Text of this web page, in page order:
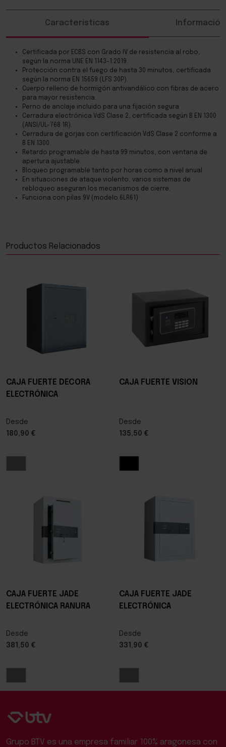
Características
Certificada por ECBS con Grado IV de resistencia al robo,
según la norma UNE EN 1143-1:2019.
Protección contra el fuego de hasta 30 minutos, certificada
según la norma EN 15659 (LFS 30P).
Cuerpo relleno de hormigón antivandálico con fibras de acero
para mayor resistencia.
Perno de anclaje incluido para una fijación segura
Cerradura electrónica VdS Clase 2, certificada según B EN 1300
(ANSI/UL-768 1R).
Cerradura de gorjas con certificación VdS Clase 2 conforme a
B EN 1300.
Retardo programable de hasta 99 minutos, con ventana de
apertura ajustable.
Bloqueo programable tanto por horas como a nivel anual.
En situaciones de ataque violento, varios sistemas de
rebloqueo aseguran los mecanismos de cierre.
Funciona con pilas 9V (modelo 6LR61)
Productos Relacionados
CAJA FUERTE DECORA
ELECTRÓNICA
Desde
180,90 €
CAJA FUERTE VISION
Desde
135,50 €
CAJA FUERTE JADE
ELECTRÓNICA RANURA
Desde
381,50 €
CAJA FUERTE JADE
ELECTRÓNICA
Desde
331,90 €
Grupo BTV es una empresa familiar 100% aragonesa con